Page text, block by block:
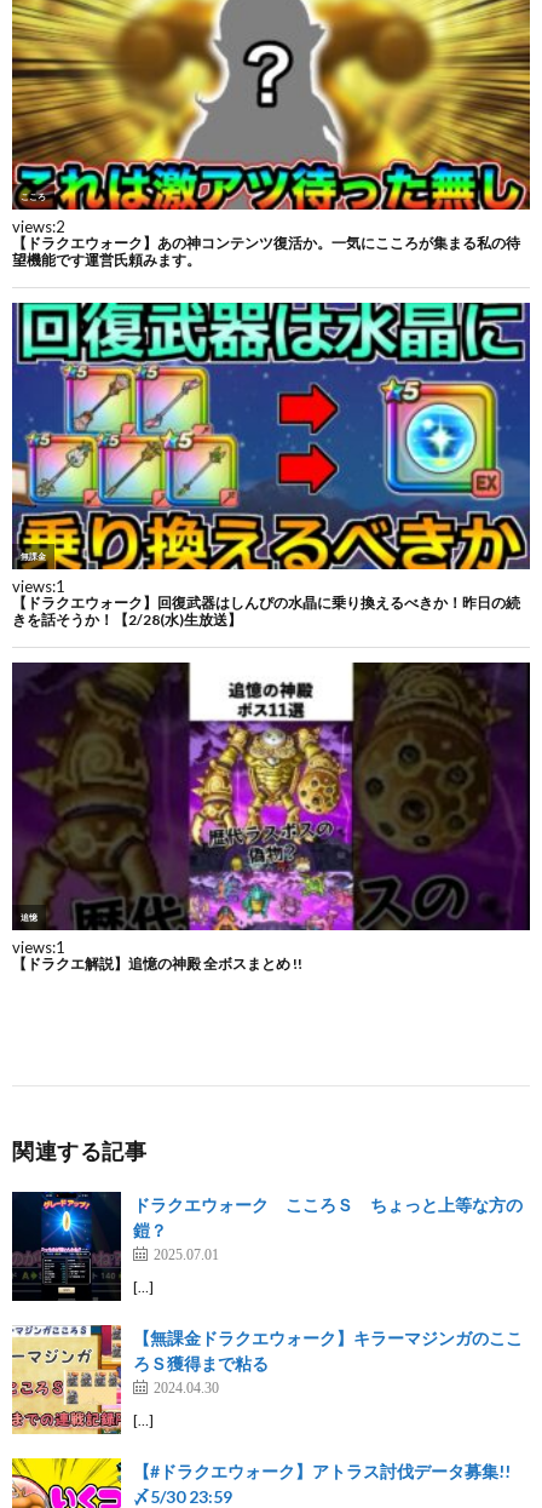
関連する記事
ドラクエウォーク こころＳ ちょっと上等な方の
鎧？
2025.07.01
[…]
【無課金ドラクエウォーク】キラーマジンガのここ
ろＳ獲得まで粘る
2024.04.30
[…]
【#ドラクエウォーク】アトラス討伐データ募集!!
〆5/30 23:59